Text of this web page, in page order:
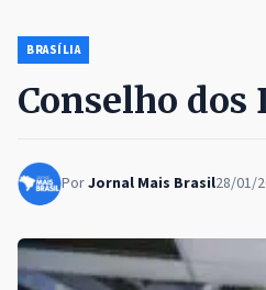
BRASÍLIA
Conselho
PorJornal Mais Brasil28/01/